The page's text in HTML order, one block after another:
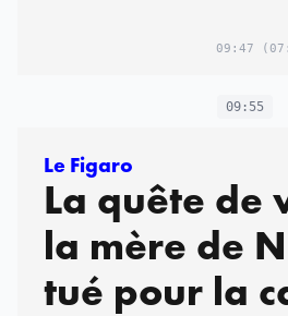
09:47
09:55
Le Figaro
La quête de
la mère de
tué pour la